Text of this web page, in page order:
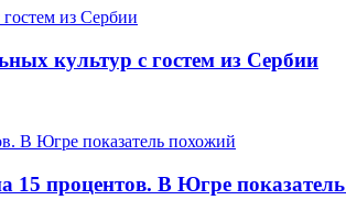
культур с гостем из Сербии
15 процентов. В Югре